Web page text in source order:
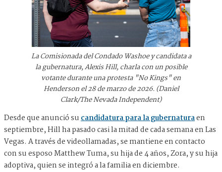
La Comisionada del Condado Washoe y candidata a
la gubernatura, Alexis Hill, charla con un posible
votante durante una protesta "No Kings" en
Henderson el 28 de marzo de 2026. (Daniel
Clark/The Nevada Independent)
Desde que anunció sucandidatura para la gubernaturaen
septiembre, Hill ha pasado casi la mitad de cada semana en Las
Vegas. A través de videollamadas, se mantiene en contacto
con su esposo Matthew Tuma, su hija de 4 años, Zora, y su hija
adoptiva, quien se integró a la familia en diciembre.